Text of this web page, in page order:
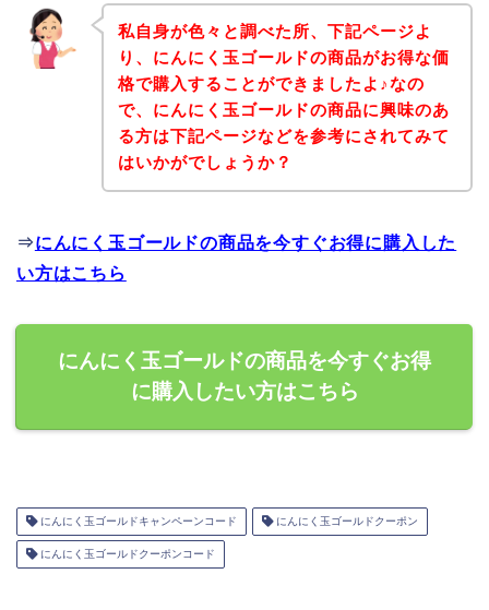
私自身が色々と調べた所、下記ページよ
り、にんにく玉ゴールドの商品がお得な価
格で購入することができましたよ♪なの
で、にんにく玉ゴールドの商品に興味のあ
る方は下記ページなどを参考にされてみて
はいかがでしょうか？
⇒にんにく玉ゴールドの商品を今すぐお得に購入した
い方はこちら
にんにく玉ゴールドの商品を今すぐお得
に購入したい方はこちら
にんにく玉ゴールドキャンペーンコード にんにく玉ゴールドクーポン
にんにく玉ゴールドクーポンコード